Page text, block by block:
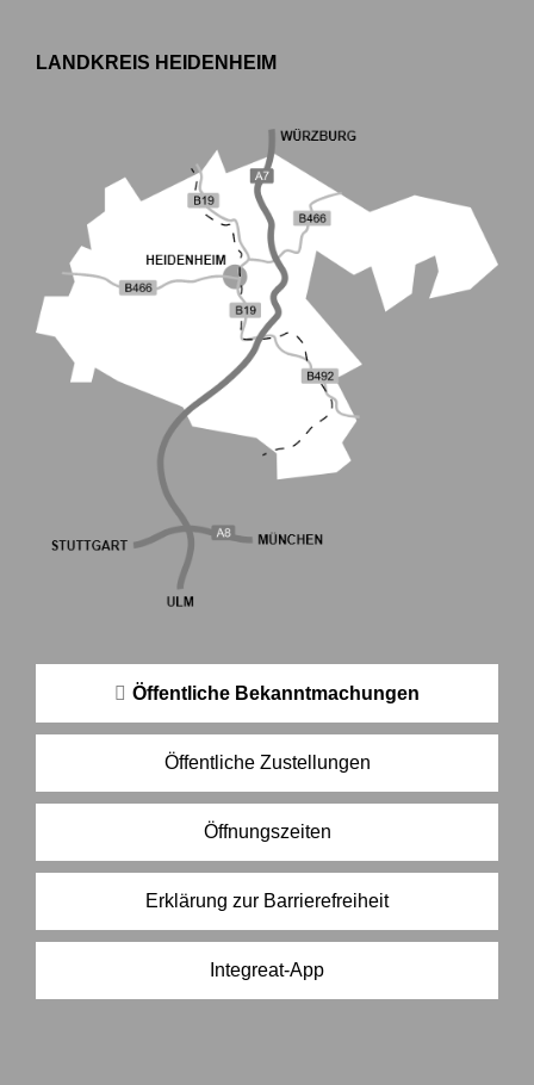
LANDKREIS HEIDENHEIM
Öffentliche Bekanntmachungen
Öffentliche Zustellungen
Öffnungszeiten
Erklärung zur Barrierefreiheit
Integreat-App